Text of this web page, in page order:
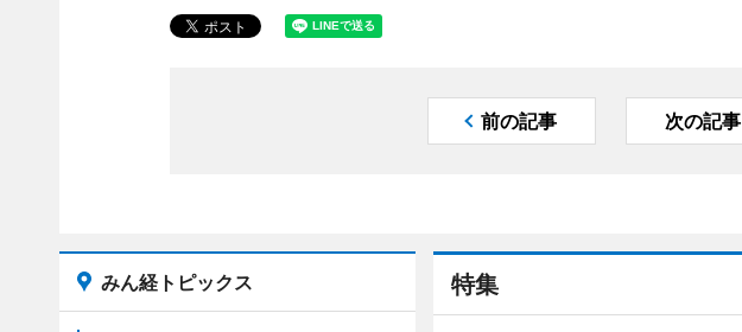
前の記事 次の記事
特集
みん経トピックス